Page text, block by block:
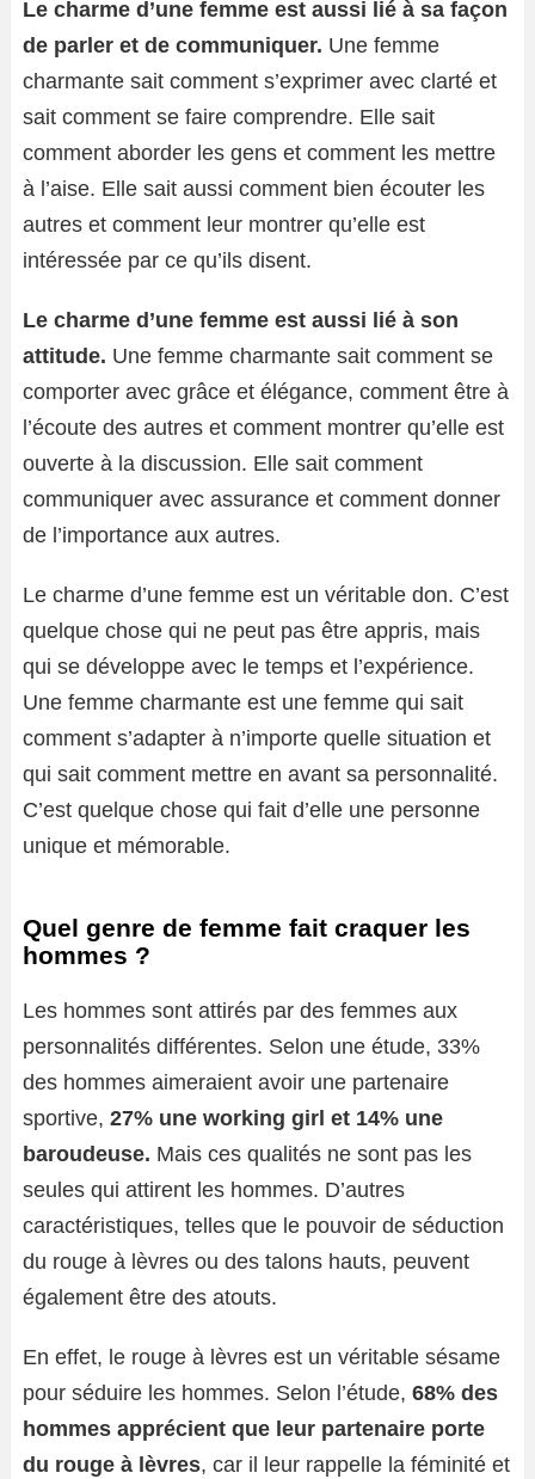
Le charme d’une femme est aussi lié à sa façon
de parler et de communiquer. Une femme
charmante sait comment s’exprimer avec clarté et
sait comment se faire comprendre. Elle sait
comment aborder les gens et comment les mettre
à l’aise. Elle sait aussi comment bien écouter les
autres et comment leur montrer qu’elle est
intéressée par ce qu’ils disent.
Le charme d’une femme est aussi lié à son
attitude. Une femme charmante sait comment se
comporter avec grâce et élégance, comment être à
l’écoute des autres et comment montrer qu’elle est
ouverte à la discussion. Elle sait comment
communiquer avec assurance et comment donner
de l’importance aux autres.
Le charme d’une femme est un véritable don. C’est
quelque chose qui ne peut pas être appris, mais
qui se développe avec le temps et l’expérience.
Une femme charmante est une femme qui sait
comment s’adapter à n’importe quelle situation et
qui sait comment mettre en avant sa personnalité.
C’est quelque chose qui fait d’elle une personne
unique et mémorable.
Quel genre de femme fait craquer les
hommes ?
Les hommes sont attirés par des femmes aux
personnalités différentes. Selon une étude, 33%
des hommes aimeraient avoir une partenaire
sportive, 27% une working girl et 14% une
baroudeuse. Mais ces qualités ne sont pas les
seules qui attirent les hommes. D’autres
caractéristiques, telles que le pouvoir de séduction
du rouge à lèvres ou des talons hauts, peuvent
également être des atouts.
En effet, le rouge à lèvres est un véritable sésame
pour séduire les hommes. Selon l’étude, 68% des
hommes apprécient que leur partenaire porte
du rouge à lèvres, car il leur rappelle la féminité et